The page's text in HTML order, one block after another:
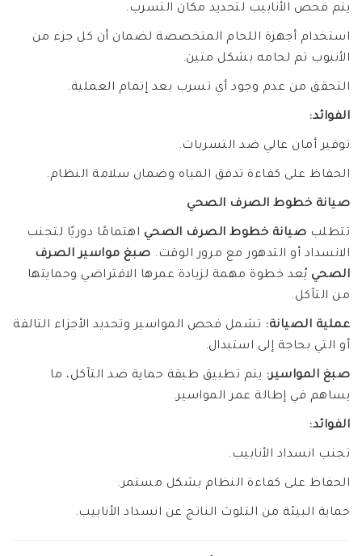
يتم فحص الأنابيب لتحديد مكان التسرب.
استخدام أجهزة اللحام المتخصصة لضمان أن كل جزء من
الأنبوب تم لحامه بشكل متين.
التحقق من عدم وجود أي تسرب بعد إتمام العملية.
الفوائد:
توفير أمان عالي ضد التسربات.
الحفاظ على كفاءة تدفق المياه وضمان سلامة النظام.
صيانة خطوط الصرف الصحي
تتطلب صيانة خطوط الصرف الصحي اهتمامًا دوريًا لتجنب
الانسداد أو التدهور مع مرور الوقت. صبغ مواسير الصرف
الصحي يُعد خطوة مهمة لزيادة عمرها الافتراضي وحمايتها
من التآكل.
عملية الصيانة: تشمل فحص المواسير وتحديد الأجزاء التالفة
أو التي بحاجة إلى استبدال.
صبغ المواسير: يتم تطبيق طبقة حماية ضد التآكل، ما
يساهم في إطالة عمر المواسير.
الفوائد:
تجنب انسداد الأنابيب.
الحفاظ على كفاءة النظام بشكل مستمر.
حماية البيئة من التلوث الناتج عن انسداد الأنابيب.